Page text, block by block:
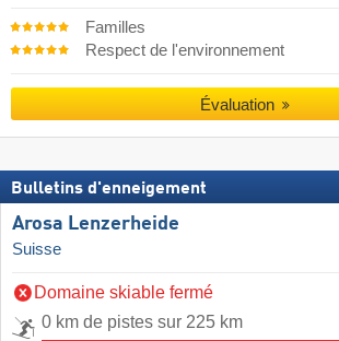
Familles
Respect de l'environnement
Évaluation
Bulletins d'enneigement
Arosa Lenzerheide
Suisse
Domaine skiable fermé
0 km de pistes sur 225 km